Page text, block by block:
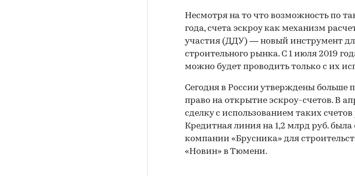
Несмотря на то что возможность по
года, счета эскроу как механизм
участия (ДДУ) — новый инструмент
строительного рынка. С 1 июля 2019
можно будет проводить только с их
Сегодня в России утверждены больше
право на открытие эскроу-счетов. В
сделку с использованием таких счетов
Кредитная линия на 1,2 млрд руб.
компании «Брусника» для
«Новин» в Тюмени.